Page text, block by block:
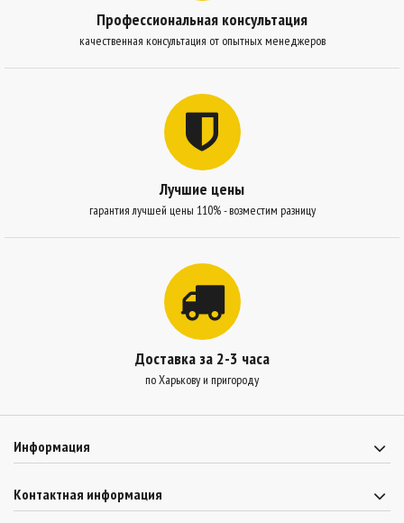
Профессиональная консультация
качественная консультация от опытных менеджеров
Лучшие цены
гарантия лучшей цены 110% - возместим разницу
Доставка за 2-3 часа
по Харькову и пригороду
Информация
Контактная информация